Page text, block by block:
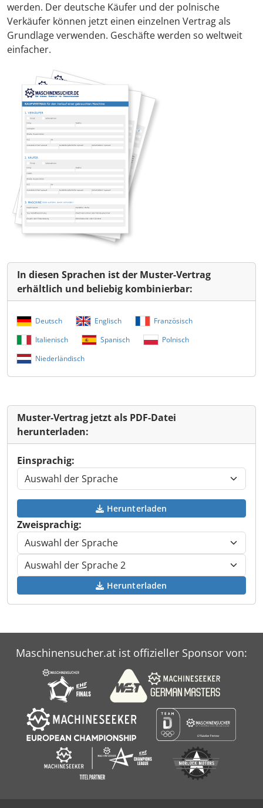
werden. Der deutsche Käufer und der polnische
Verkäufer können jetzt einen einzelnen Vertrag als
Grundlage verwenden. Geschäfte werden so weltweit
einfacher.
In diesen Sprachen ist der Muster-Vertrag
erhältlich und beliebig kombinierbar:
Deutsch Englisch
Französisch
Italienisch
Spanisch
Polnisch
Niederländisch
Muster-Vertrag jetzt als PDF-Datei
herunterladen:
Einsprachig:
Herunterladen
Zweisprachig:
Herunterladen
Maschinensucher.at ist offizieller Sponsor von: